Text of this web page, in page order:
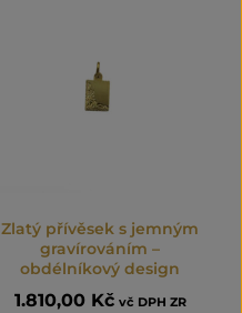
Zlatý přívěsek s jemným
gravírováním –
obdélníkový design
1.810,00 Kč vč DPH ZR